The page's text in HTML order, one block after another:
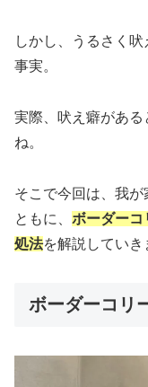
しかし、うるさく
事実。
実際、吠え癖がある
ね。
そこで今回は、我
ともに、 ボーダーコ
処法を解説していき
ボーダーコリ